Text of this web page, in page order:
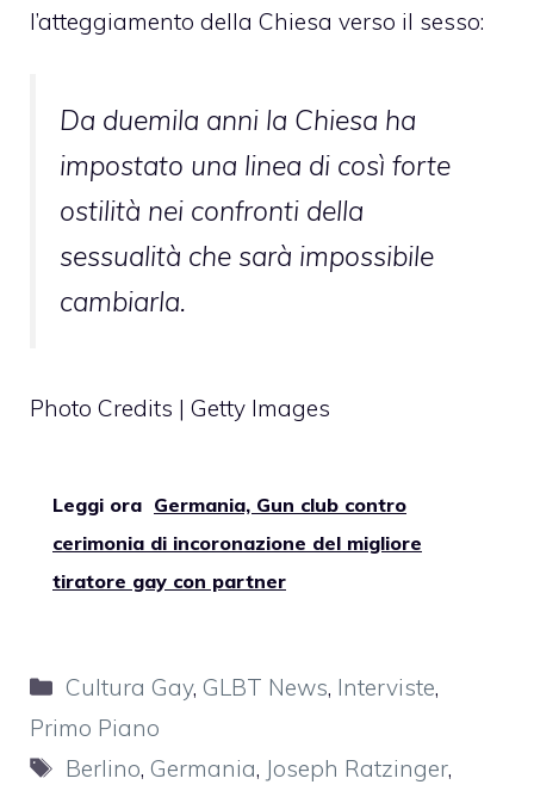
l’atteggiamento della Chiesa verso il sesso:
Da duemila anni la Chiesa ha
impostato una linea di così forte
ostilità nei confronti della
sessualità che sarà impossibile
cambiarla.
Photo Credits | Getty Images
Leggi ora Germania, Gun club contro
cerimonia di incoronazione del migliore
tiratore gay con partner
Categorie
Cultura Gay, GLBT News, Interviste,
Primo Piano
Tag
Berlino, Germania, Joseph Ratzinger,